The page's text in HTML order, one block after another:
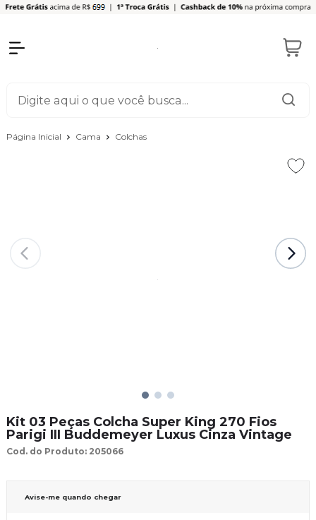
Página Inicial Cama Colchas
Kit 03 Peças Colcha Super King 270 Fios
Parigi III Buddemeyer Luxus Cinza Vintage
Cod. do Produto: 205066
Avise-me quando chegar